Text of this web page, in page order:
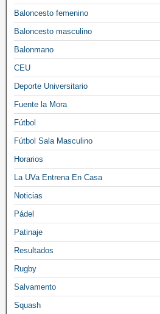
Baloncesto femenino
Baloncesto masculino
Balonmano
CEU
Deporte Universitario
Fuente la Mora
Fútbol
Fútbol Sala Masculino
Horarios
La UVa Entrena En Casa
Noticias
Pádel
Patinaje
Resultados
Rugby
Salvamento
Squash